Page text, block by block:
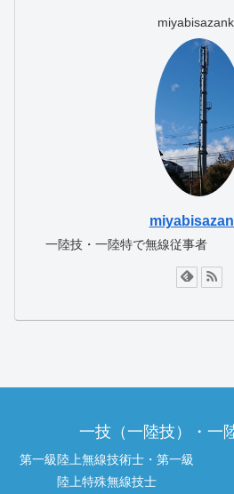
一陸技・一陸特で無線従事者
一技（一陸技）・
第一級陸上無線技術士・第一級
陸上特殊無線技士